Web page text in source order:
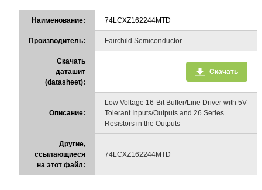
Наименование: 74LCXZ162244MTD
Производитель: Fairchild Semiconductor
Скачать
даташит
(datasheet):
Скачать
Описание:
Low Voltage 16-Bit Buffer/Line Driver with 5V
Tolerant Inputs/Outputs and 26 Series
Resistors in the Outputs
Другие,
ссылающиеся
на этот файл:
74LCXZ162244MTD